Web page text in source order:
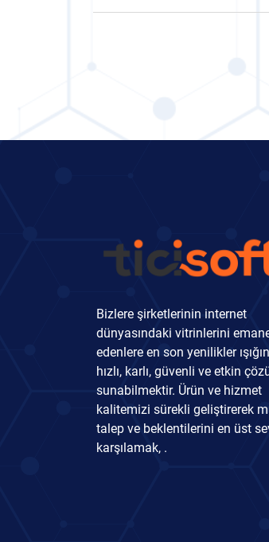
Bizlere şirketlerinin internet
dünyasındaki vitrinlerini
edenlere en son yenilikler
hızlı, karlı, güvenli ve etkin
sunabilmektir. Ürün ve hizmet
kalitemizi sürekli geliştirerek
talep ve beklentilerini en üst
karşılamak, .